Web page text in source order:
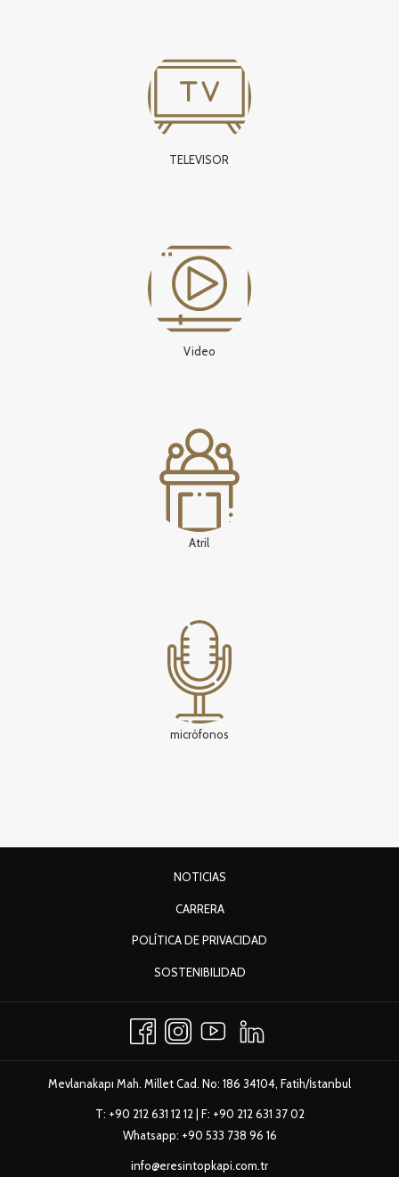
TELEVISOR
Video
Atril
micrófonos
NOTICIASABRE
NUEVA
CARRERAABRE
NUEVA
POLÍTICA DE PRIVACIDAD
NUEVA
SOSTENIBILIDADABRE
NUEVA
Mevlanakapı Mah. Millet Cad. No: 186 34104, Fatih/İstanbul
T: +90 212 631 12 12| F: +90 212 631 37 02
Whatsapp: +90 533 738 96 16
info@eresintopkapi.com.tr